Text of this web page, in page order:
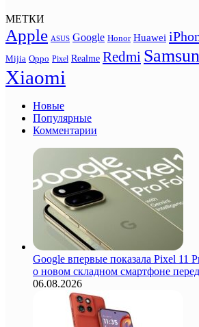
МЕТКИ
Apple ASUS Google Honor Huawei
Mijia Oppo Pixel Realme Redmi
Xiaomi
Новые
Популярные
Комментарии
Google впервые показала Pixel 11
о новом складном смартфоне
06.08.2026